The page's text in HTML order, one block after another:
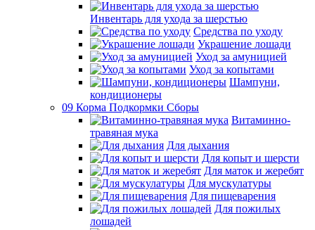
Инвентарь для ухода за шерстью
Средства по уходу
Украшение лошади
Уход за амуницией
Уход за копытами
Шампуни,
кондиционеры
09 Корма Подкормки Сборы
Витаминно-
травяная мука
Для дыхания
Для копыт и шерсти
Для маток и жеребят
Для мускулатуры
Для пищеварения
Для пожилых
лошадей